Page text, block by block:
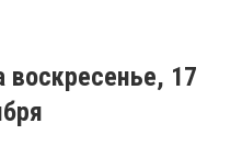
воскресенье, 17